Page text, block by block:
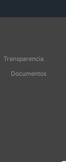
Transparencia
Documentos